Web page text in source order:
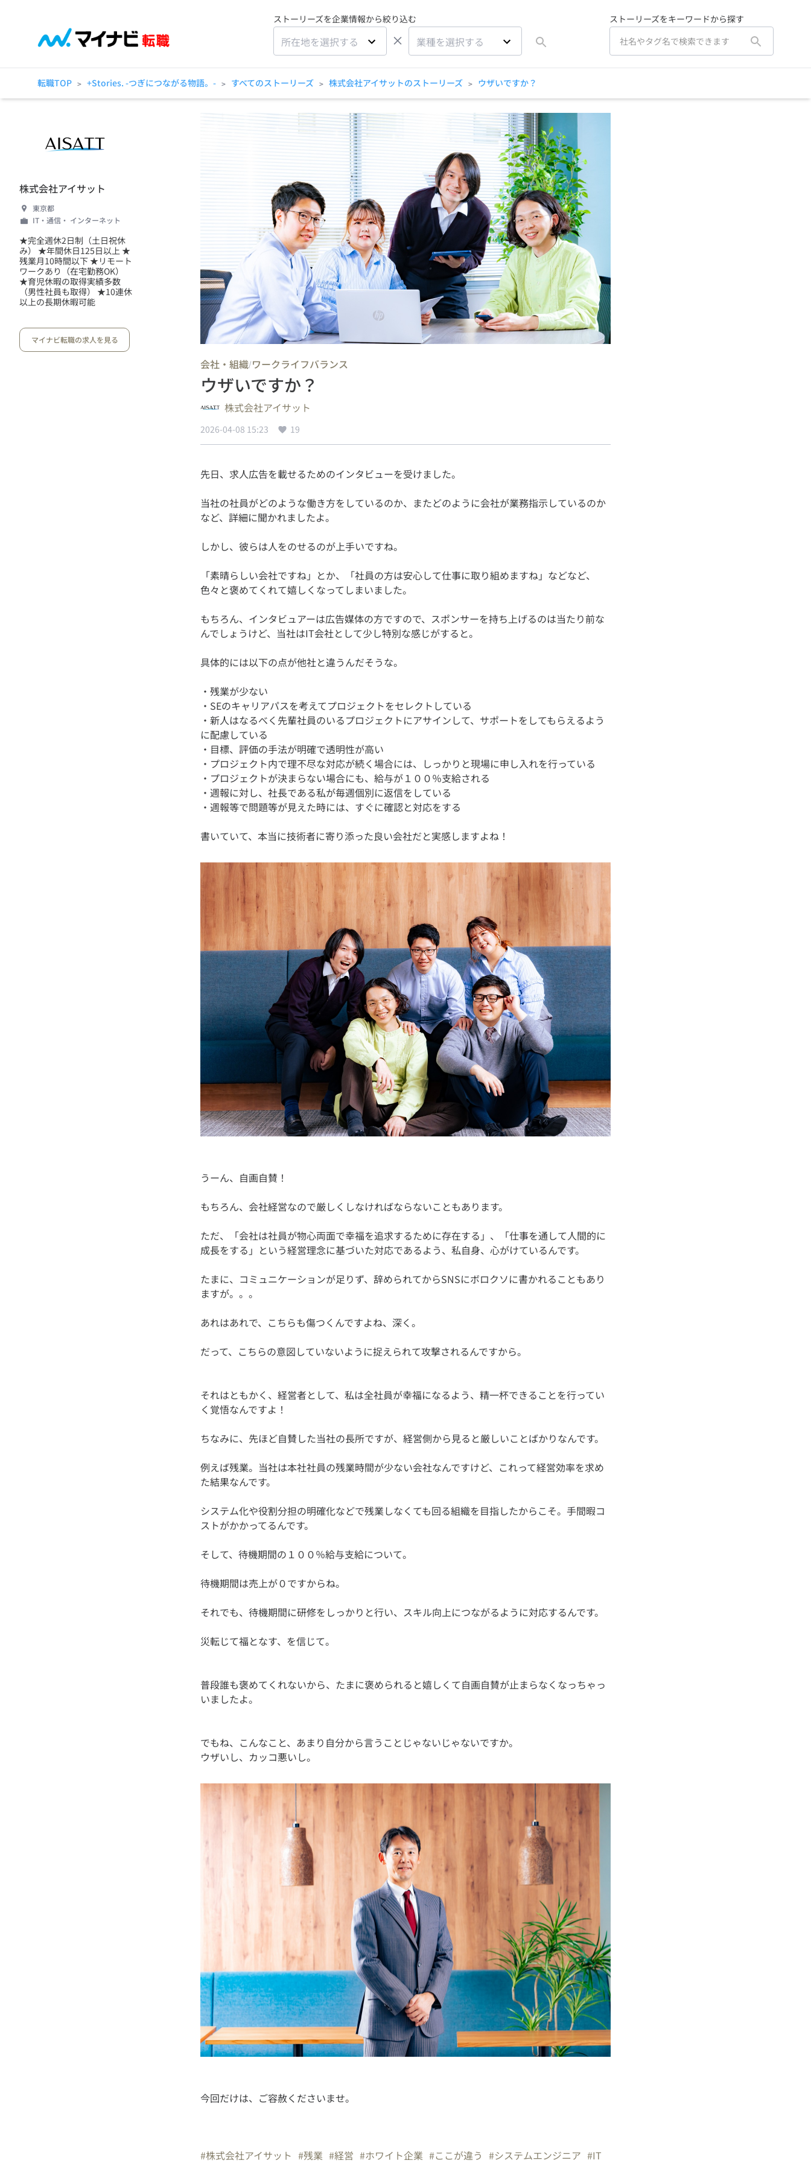
ストーリーズを企業情報から絞り込む
所在地を選択する × 業種を選択する
ストーリーズをキーワードから探す
転職TOP > +Stories. -つぎにつながる物語。- > すべてのストーリーズ > 株式会社アイサットのストーリーズ > ウザいですか？
株式会社アイサット
東京都
IT・通信・ インターネット
★完全週休2日制（土日祝休
み） ★年間休日125日以上 ★
残業月10時間以下 ★リモート
ワークあり（在宅勤務OK）
★育児休暇の取得実績多数
（男性社員も取得） ★10連休
以上の長期休暇可能
マイナビ転職の求人を見る
会社・組織/ワークライフバランス
ウザいですか？
株式会社アイサット
2026-04-08 15:23 19
当社の社員がどのような働き方をしているのか、またどのように会社が業務指示しているのか
「素晴らしい会社ですね」とか、「社員の方は安心して仕事に取り組めますね」などなど、
もちろん、インタビュアーは広告媒体の方ですので、スポンサーを持ち上げるのは当たり前な
・残業が少ない
・SEのキャリアパスを考えてプロジェクトをセレクトしている
・新人はなるべく先輩社員のいるプロジェクトにアサインして、サポートをしてもらえるよう
に配慮している
・目標、評価の手法が明確で透明性が高い
・プロジェクト内で理不尽な対応が続く場合には、しっかりと現場に申し入れを行っている
・プロジェクトが決まらない場合にも、給与が１００％支給される
・週報に対し、社長である私が毎週個別に返信をしている
ただ、「会社は社員が物心両面で幸福を追求するために存在する」、「仕事を通して人間的に
たまに、コミュニケーションが足りず、辞められてからSNSにボロクソに書かれることもあり
それはともかく、経営者として、私は全社員が幸福になるよう、精一杯できることを行ってい
例えば残業。当社は本社社員の残業時間が少ない会社なんですけど、これって経営効率を求め
システム化や役割分担の明確化などで残業しなくても回る組織を目指したからこそ。手間暇コ
普段誰も褒めてくれないから、たまに褒められると嬉しくて自画自賛が止まらなくなっちゃっ
でもね、こんなこと、あまり自分から言うことじゃないじゃないですか。
今回だけは、ご容赦くださいませ。
#株式会社アイサット #残業 #経営 #ホワイト企業 #ここが違う #システムエンジニア #IT